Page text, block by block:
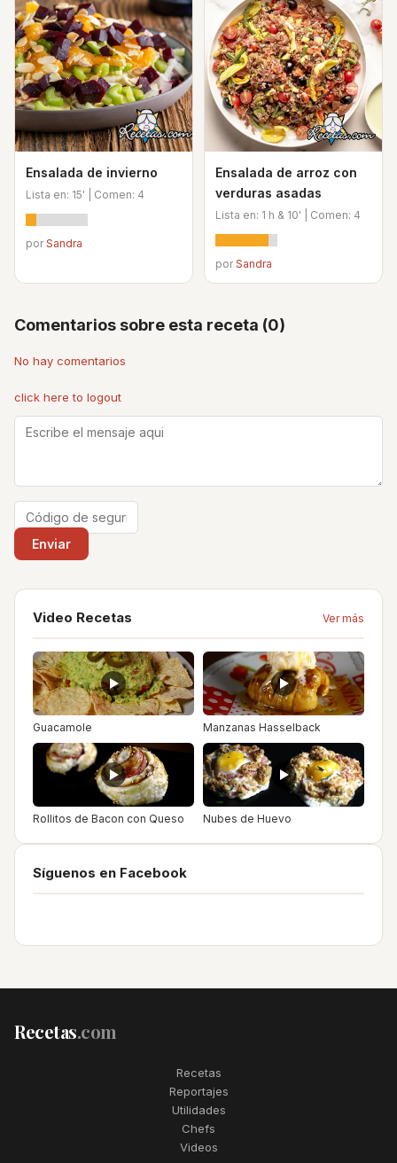
Ensalada de invierno
Lista en: 15' | Comen: 4
porSandra
Ensalada de arroz con
verduras asadas
Lista en: 1 h & 10' | Comen: 4
porSandra
Comentarios sobre esta receta (0)
No hay comentarios
click here to logout
Video Recetas Ver más
Guacamole Manzanas Hasselback
Rollitos de Bacon con Queso Nubes de Huevo
Síguenos en Facebook
Recetas.com
Recetas
Reportajes
Utilidades
Chefs
Videos